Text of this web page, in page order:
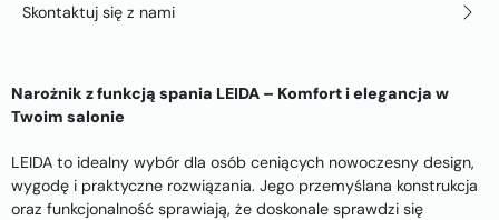
Skontaktuj się z nami
Narożnik z funkcją spania LEIDA – Komfort i elegancja w
Twoim salonie
LEIDA to idealny wybór dla osób ceniących nowoczesny design,
wygodę i praktyczne rozwiązania. Jego przemyślana konstrukcja
oraz funkcjonalność sprawiają, że doskonale sprawdzi się